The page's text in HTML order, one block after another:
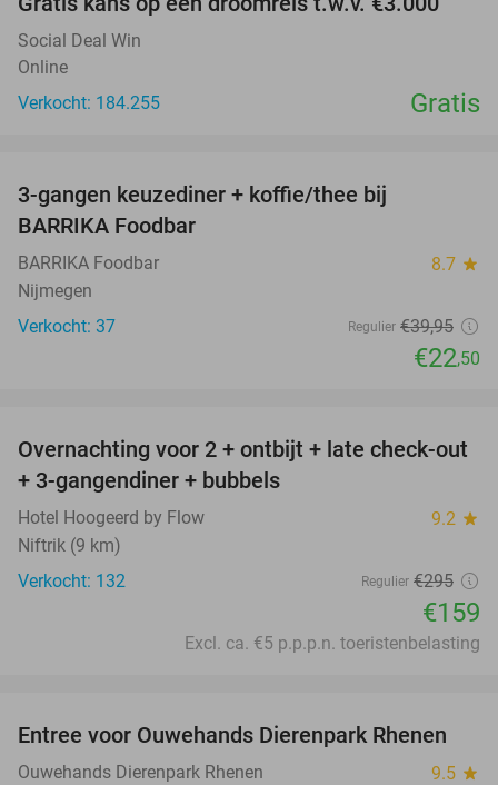
Social Deal Win
Online
Verkocht: 184.255
Gratis
3-gangen keuzediner + koffie/thee bij
BARRIKA Foodbar
BARRIKA Foodbar 8.7 star
Nijmegen
Verkocht: 37
Regulier €39,95
€22,50
46%
Overnachting voor 2 + ontbijt + late check-out
+ 3-gangendiner + bubbels
Hotel Hoogeerd by Flow 9.2 star
Niftrik (9 km)
Verkocht: 132
Regulier €295
€159
Excl. ca. €5 p.p.p.n. toeristenbelasting
19%
Entree voor Ouwehands Dierenpark Rhenen
Ouwehands Dierenpark Rhenen 9.5 star